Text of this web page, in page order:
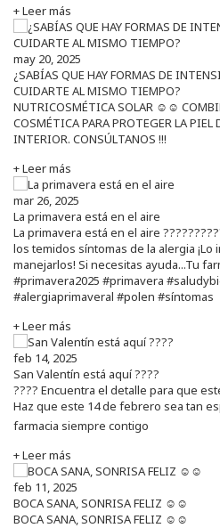
+ Leer más
may 20, 2025
¿SABÍAS QUE HAY FORMAS DE
CUIDARTE AL MISMO TIEMPO?
NUTRICOSMÉTICA SOLAR ☺️☺️
COSMÉTICA PARA PROTEGER LA PIEL
INTERIOR. CONSÚLTANOS !!!
+ Leer más
mar 26, 2025
La primavera está en el aire
La primavera está en el aire
los temidos síntomas de la alergia
manejarlos! Si necesitas ayuda...Tu
#primavera2025 #primavera
#alergiaprimaveral #polen #síntomas
+ Leer más
feb 14, 2025
San Valentín está aquí ????
???? Encuentra el detalle para que
Haz que este 14 de febrero sea tan
farmacia siempre contigo
+ Leer más
feb 11, 2025
BOCA SANA, SONRISA FELIZ ☺️☺️
BOCA SANA, SONRISA FELIZ ☺️☺️